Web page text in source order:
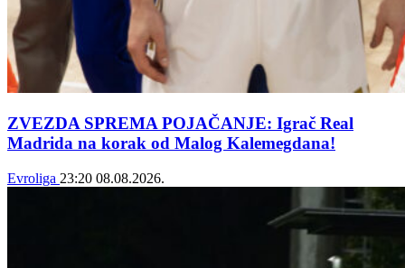
ZVEZDA SPREMA POJAČANJE: Igrač Real
Madrida na korak od Malog Kalemegdana!
Evroliga 23:20 08.08.2026.